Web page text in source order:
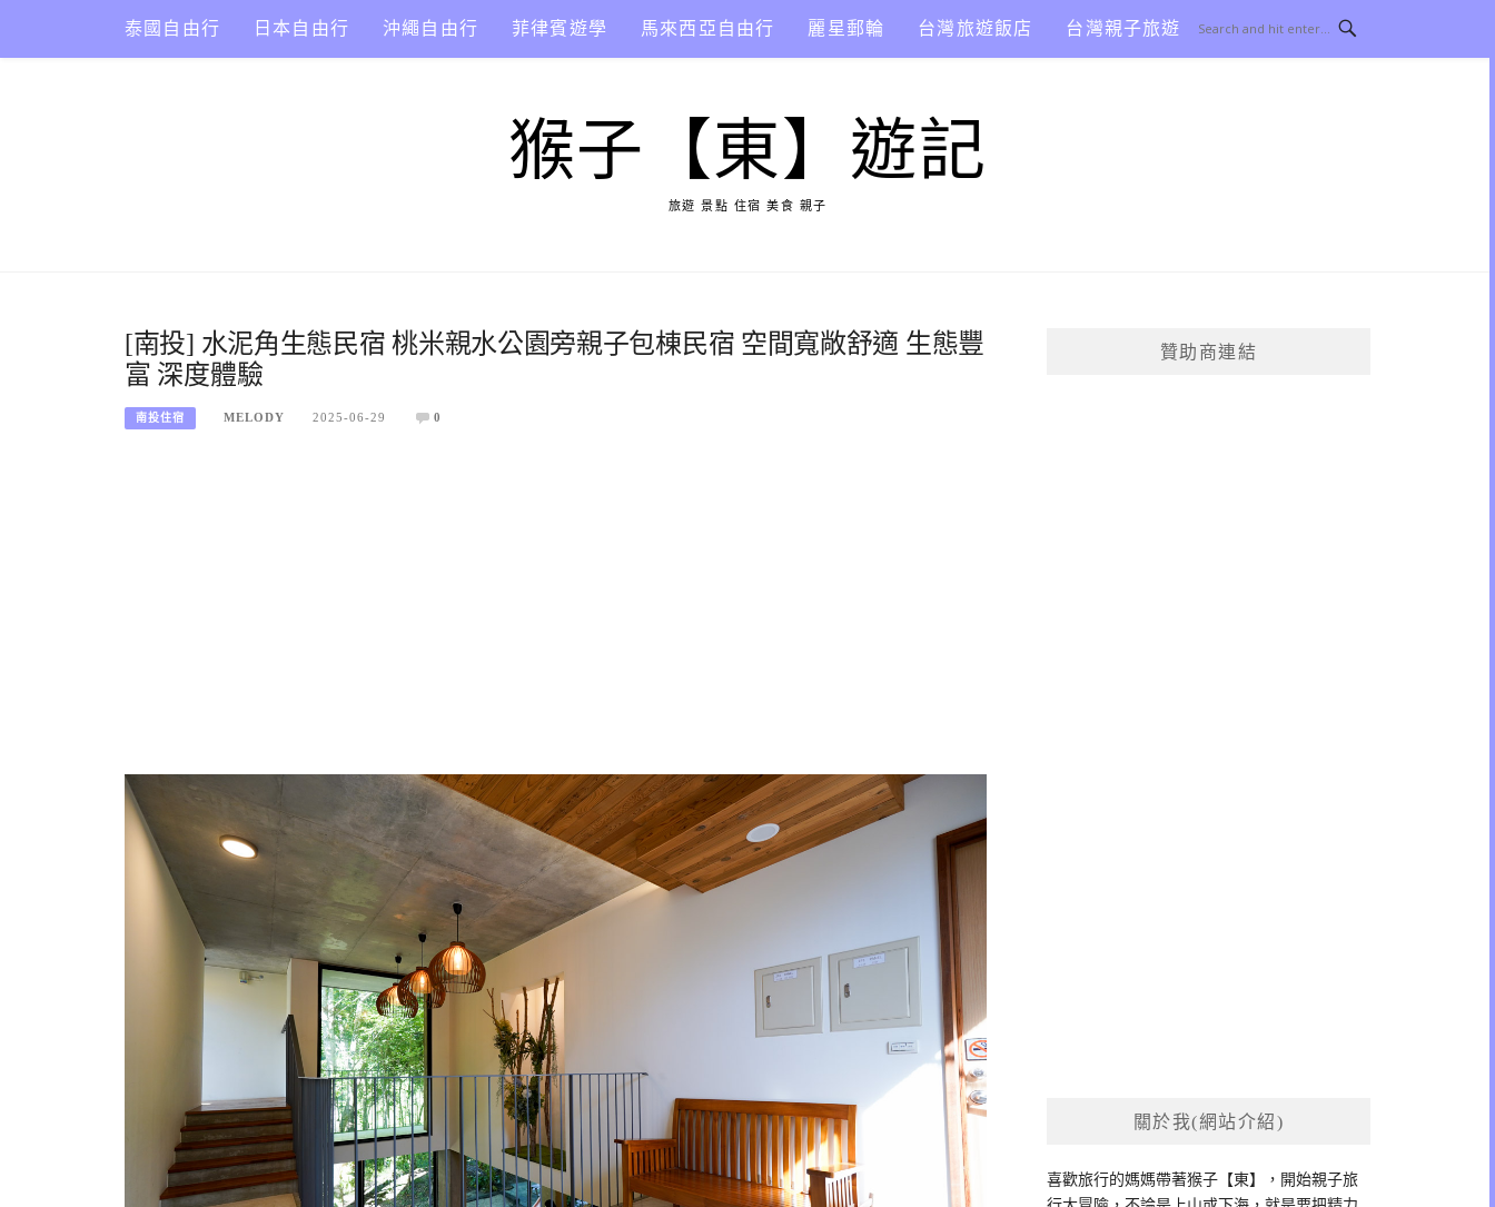
content
泰國自由行 日本自由行 沖繩自由行 菲律賓遊學 馬來西亞自由行 麗星郵輪 台灣旅遊飯店 台灣親子旅遊
猴子【東】遊記
旅遊 景點 住宿 美食 親子
[南投] 水泥角生態民宿 桃米親水公園旁親子包棟民宿 空間寬敞舒適 生態豐
富 深度體驗
南投住宿 MELODY 2025-06-29 0
贊助商連結
關於我(網站介紹)
喜歡旅行的媽媽帶著猴子【東】，開始親子旅